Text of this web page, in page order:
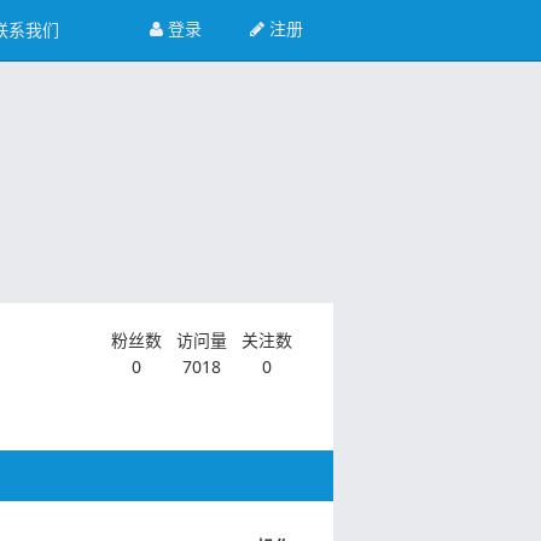
注册
登录
系我们
粉丝数
0
访问量
7018
关注数
0